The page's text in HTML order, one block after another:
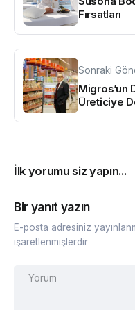
Fırsatları
Sonraki
Migros’un
Üreticiye
İlk yorumu siz yapın...
Bir yanıt yazın
E-posta adresiniz
işaretlenmişlerdir